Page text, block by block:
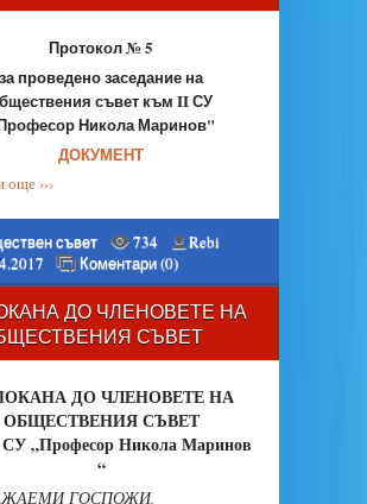
Протокол № 5
за проведено заседание на
съвет към II СУ
Никола Маринов"
ДОКУМЕНТ
›››
съвет 734
Rebi
Коментари (0)
ДО ЧЛЕНОВЕТЕ НА
СЪВЕТ
ДО ЧЛЕНОВЕТЕ НА
ОБЩЕСТВЕНИЯ СЪВЕТ
„Професор Никола Маринов
“
ГОСПОЖИ,